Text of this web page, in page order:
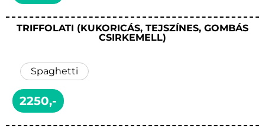
TRIFFOLATI (KUKORICÁS, TEJSZÍNES, GOMBÁS
CSIRKEMELL)
Spaghetti
2250,-